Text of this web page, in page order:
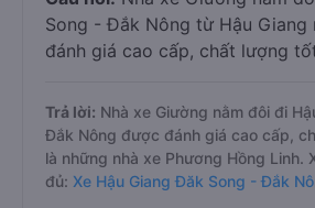
Song - Đắk Nông từ Hậu Giang
đánh giá cao cấp, chất lượng
Trả lời: Nhà xe Giường nằm đôi đi
Đắk Nông được đánh giá cao cấp,
là những nhà xe Phương Hồng Linh.
đủ: Xe Hậu Giang Đăk Song - Đắk